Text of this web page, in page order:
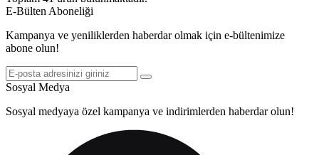
E-Bülten Aboneliği
Kampanya ve yeniliklerden haberdar olmak için e-bültenimize
abone olun!
Sosyal Medya
Sosyal medyaya özel kampanya ve indirimlerden haberdar olun!